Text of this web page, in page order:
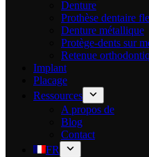
Denture
Prothèse dentaire
Denture métallique
Protège-dents sur
Retenue
Implant
Placage
Ressources
A propos de
Blog
Contact
FR